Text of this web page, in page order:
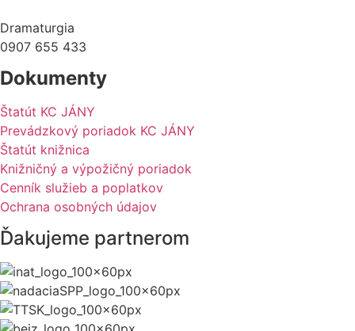
Dramaturgia
0907 655 433
Dokumenty
Štatút KC JÁNY
Prevádzkový poriadok KC JÁNY
Štatút knižnica
Knižničný a výpožičný poriadok
Cenník služieb a poplatkov
Ochrana osobných údajov
Ďakujeme partnerom